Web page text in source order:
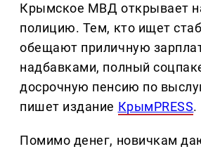
Крымское МВД открывает
полицию. Тем, кто ищет
обещают приличную
надбавками, полный
досрочную пенсию по
пишет издание КрымPRESS.
Помимо денег, новичкам